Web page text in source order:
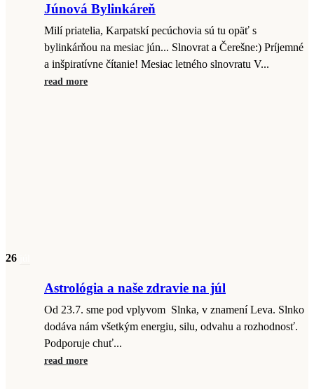
Júnová Bylinkáreň
Milí priatelia, Karpatskí pecúchovia sú tu opäť s
bylinkárňou na mesiac jún... Slnovrat a Čerešne:) Príjemné
a inšpiratívne čítanie! Mesiac letného slnovratu V...
read more
26
Astrológia a naše zdravie na júl
Od 23.7. sme pod vplyvom Slnka, v znamení Leva. Slnko
dodáva nám všetkým energiu, silu, odvahu a rozhodnosť.
Podporuje chuť...
read more